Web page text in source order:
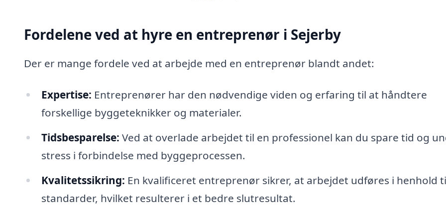
Fordelene ved at hyre en entreprenør i Sejerby
Der er mange fordele ved at arbejde med en entreprenør blandt andet:
Expertise: Entreprenører har den nødvendige viden og erfaring til at håndtere
forskellige byggeteknikker og materialer.
Tidsbesparelse: Ved at overlade arbejdet til en professionel kan du spare tid og
stress i forbindelse med byggeprocessen.
Kvalitetssikring: En kvalificeret entreprenør sikrer, at arbejdet udføres i henhold
standarder, hvilket resulterer i et bedre slutresultat.